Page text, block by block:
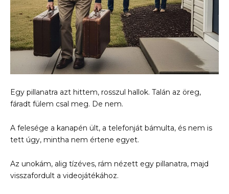
Egy pillanatra azt hittem, rosszul hallok. Talán az öreg,
fáradt fülem csal meg. De nem.
A felesége a kanapén ült, a telefonját bámulta, és nem is
tett úgy, mintha nem értene egyet.
Az unokám, alig tízéves, rám nézett egy pillanatra, majd
visszafordult a videojátékához.